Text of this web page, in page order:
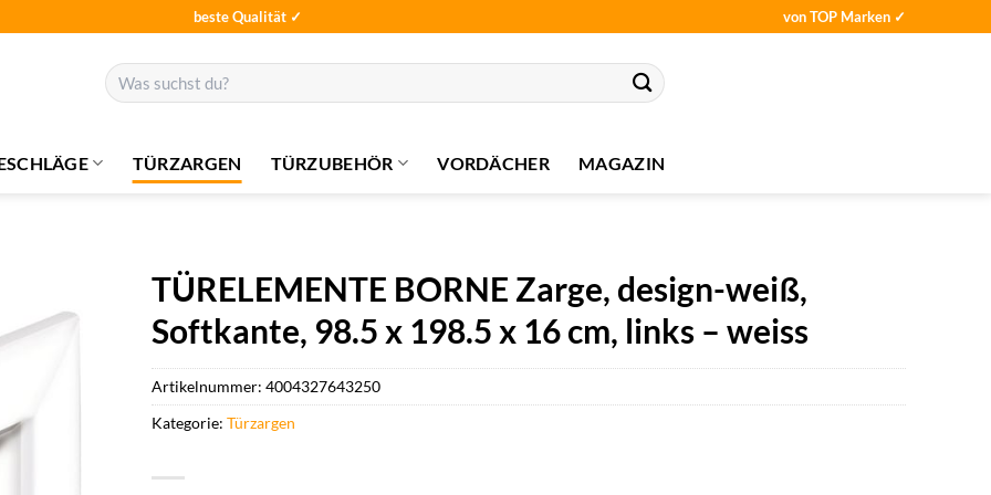
beste Qualität ✓ von TOP Marken ✓
Suchen
nach:
TÜRZARGEN TÜRZUBEHÖR VORDÄCHER MAGAZIN
TÜRELEMENTE BORNE Zarge, design-weiß,
Softkante, 98.5 x 198.5 x 16 cm, links – weiss
Artikelnummer:4004327643250
Kategorie:Türzargen